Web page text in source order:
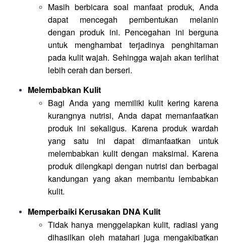
Masih berbicara soal manfaat produk, Anda
dapat mencegah pembentukan melanin
dengan produk ini. Pencegahan ini berguna
untuk menghambat terjadinya penghitaman
pada kulit wajah. Sehingga wajah akan terlihat
lebih cerah dan berseri.
Melembabkan Kulit
Bagi Anda yang memiliki kulit kering karena
kurangnya nutrisi, Anda dapat memanfaatkan
produk ini sekaligus. Karena produk wardah
yang satu ini dapat dimanfaatkan untuk
melembabkan kulit dengan maksimal. Karena
produk dilengkapi dengan nutrisi dan berbagai
kandungan yang akan membantu lembabkan
kulit.
Memperbaiki Kerusakan DNA Kulit
Tidak hanya menggelapkan kulit, radiasi yang
dihasilkan oleh matahari juga mengakibatkan